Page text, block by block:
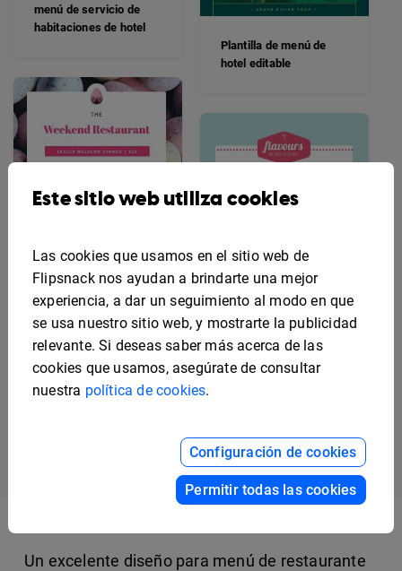
menú de servicio de
habitaciones de hotel
Plantilla de menú de
hotel editable
Plantilla y diseño para
elaborar un menú de
Plantilla sencilla para
Previous2 3 Next
Un excelente diseño para menú de restaurante
Este sitio web utiliza cookies
Las cookies que usamos en el sitio web de
Flipsnack nos ayudan a brindarte una mejor
experiencia, a dar un seguimiento al modo en que
se usa nuestro sitio web, y mostrarte la publicidad
relevante. Si deseas saber más acerca de las
cookies que usamos, asegúrate de consultar
nuestra política de cookies.
Configuración de cookies
Permitir todas las cookies